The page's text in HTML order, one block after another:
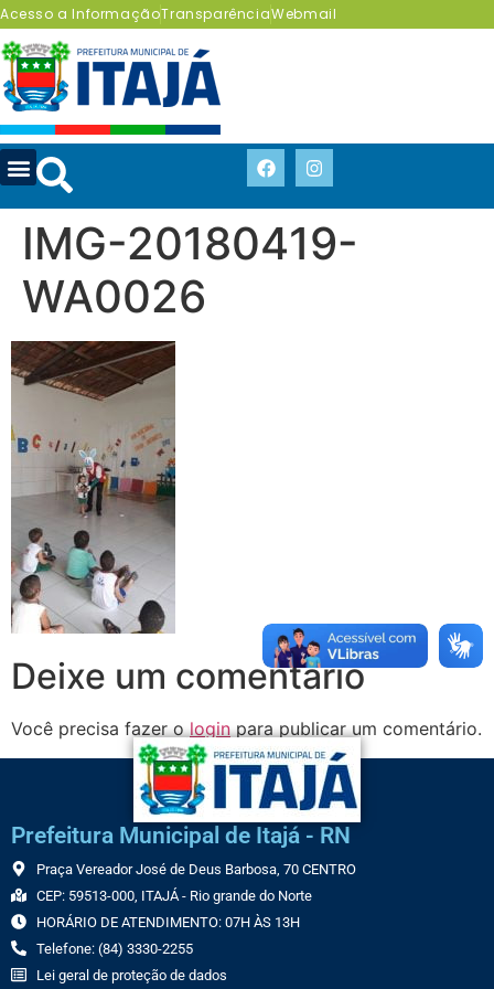
Acesso a InformaçãoTransparênciaWebmail
IMG-20180419-
WA0026
Deixe um comentário
Você precisa fazer ologinpara publicar um comentário.
Prefeitura Municipal de Itajá - RN
Praça Vereador José de Deus Barbosa, 70 CENTRO
CEP: 59513-000, ITAJÁ - Rio grande do Norte
HORÁRIO DE ATENDIMENTO: 07H ÀS 13H
Telefone: (84) 3330-2255
Lei geral de proteção de dados